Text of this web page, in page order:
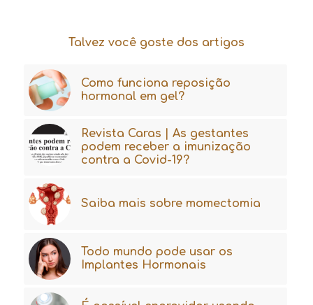
Talvez você goste dos artigos
Como funciona reposição
hormonal em gel?
Revista Caras | As gestantes
podem receber a imunização
contra a Covid-19?
Saiba mais sobre momectomia
Todo mundo pode usar os
Implantes Hormonais